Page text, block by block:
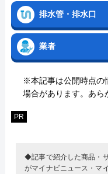
排水管・排水口
業者
※本記事は公開時点の
場合があります。あら
PR
◆記事で紹介した商品・
がマイナビニュース・マ